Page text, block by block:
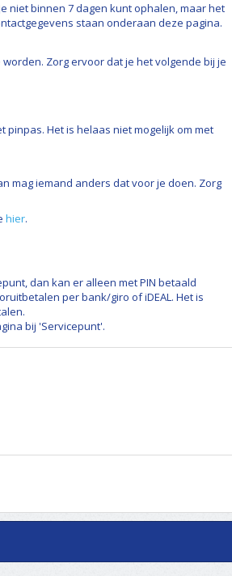
niet binnen 7 dagen kunt ophalen, maar het
staan onderaan deze pagina.
Zorg ervoor dat je het volgende bij je
Het is helaas niet mogelijk om met
mag iemand anders dat voor je doen. Zorg
hier.
dan kan er alleen met PIN betaald
per bank/giro of iDEAL. Het is
bij 'Servicepunt'.